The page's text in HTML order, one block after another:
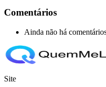
Comentários
Ainda não há
Site